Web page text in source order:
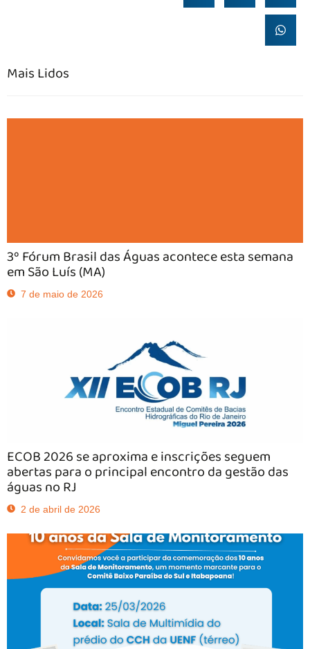
Mais Lidos
3º Fórum Brasil das Águas acontece esta semana
em São Luís (MA)
7 de maio de 2026
ECOB 2026 se aproxima e inscrições seguem
abertas para o principal encontro da gestão das
águas no RJ
2 de abril de 2026